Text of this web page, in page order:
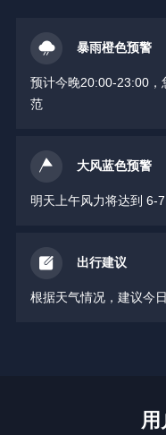
暴雨橙色预警
预计今晚20:00-23:00，
范
大风蓝色预警
明天上午风力将达到 6-
出行建议
根据天气情况，建议今
用